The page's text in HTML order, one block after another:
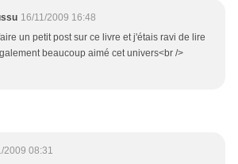
16/11/2009 16:48
un petit post sur ce livre et j'étais ravi de lire
beaucoup aimé cet univers<br />
2009 08:31